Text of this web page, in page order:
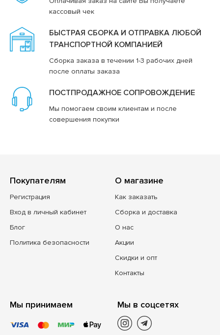
кассовый чек
БЫСТРАЯ СБОРКА И ОТПРАВКА ЛЮБОЙ
ТРАНСПОРТНОЙ КОМПАНИЕЙ
Сборка заказа в течении 1-3 рабочих дней
после оплаты заказа
ПОСТПРОДАЖНОЕ СОПРОВОЖДЕНИЕ
Мы помогаем своим клиентам и после
совершения покупки
Покупателям
Регистрация
Вход в личный кабинет
Блог
Политика безопасности
О магазине
Как заказать
Сборка и доставка
О нас
Акции
Скидки и опт
Контакты
Мы принимаем Мы в соцсетях